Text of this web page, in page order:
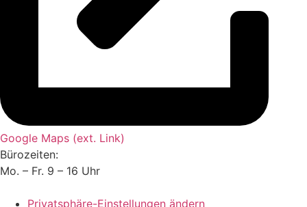
Google Maps (ext. Link)
Bürozeiten:
Mo. – Fr. 9 – 16 Uhr
Privatsphäre-Einstellungen ändern